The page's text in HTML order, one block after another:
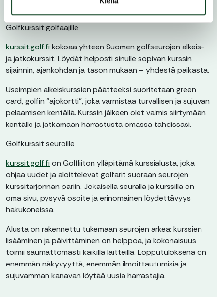
Golfkurssit golfaajille
kurssit.golf.fi kokoaa yhteen Suomen golfseurojen alkeis-
ja jatkokurssit. Löydät helposti sinulle sopivan kurssin
sijainnin, ajankohdan ja tason mukaan – yhdestä paikasta.
Useimpien alkeiskurssien päätteeksi suoritetaan green
card, golfin “ajokortti”, joka varmistaa turvallisen ja sujuvan
pelaamisen kentällä. Kurssin jälkeen olet valmis siirtymään
kentälle ja jatkamaan harrastusta omassa tahdissasi.
Golfkurssit seuroille
kurssit.golf.fi on Golfliiton ylläpitämä kurssialusta, joka
ohjaa uudet ja aloittelevat golfarit suoraan seurojen
kurssitarjonnan pariin. Jokaisella seuralla ja kurssilla on
oma sivu, pysyvä osoite ja erinomainen löydettävyys
hakukoneissa.
Alusta on rakennettu tukemaan seurojen arkea: kurssien
lisääminen ja päivittäminen on helppoa, ja kokonaisuus
toimii saumattomasti kaikilla laitteilla. Lopputuloksena on
enemmän näkyvyyttä, enemmän ilmoittautumisia ja
sujuvamman kanavan löytää uusia harrastajia.